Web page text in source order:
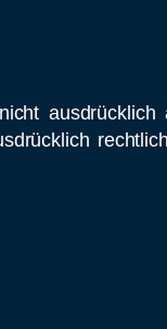
ausdrücklich